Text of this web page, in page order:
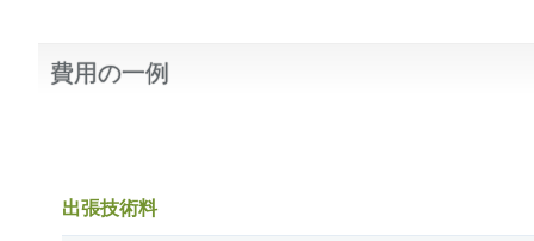
費用の一例
出張技術料